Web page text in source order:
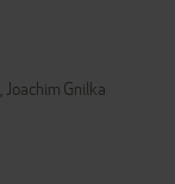
, Joachim Gnilka